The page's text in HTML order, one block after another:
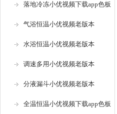
落地冷冻小优视频下载app色板
气浴恒温小优视频老版本
水浴恒温小优视频老版本
调速多用小优视频老版本
分液漏斗小优视频老版本
全温恒温小优视频下载app色板